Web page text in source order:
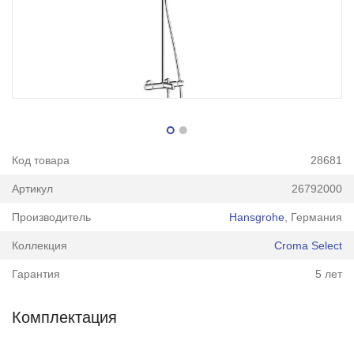
Код товара 28681
Артикул 26792000
Производитель Hansgrohe , Германия
Коллекция Croma Select
Гарантия 5 лет
Комплектация